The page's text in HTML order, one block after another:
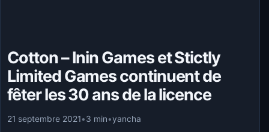
Cotton – Inin Games et Stictly
Limited Games continuent de
fêter les 30 ans de la licence
21 septembre 2021•3 min•yancha